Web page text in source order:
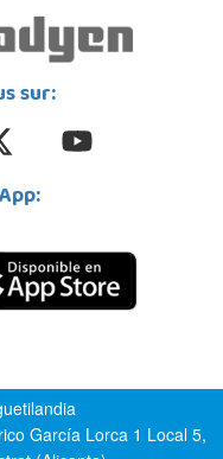
sur:
García Lorca 1 Local 5,